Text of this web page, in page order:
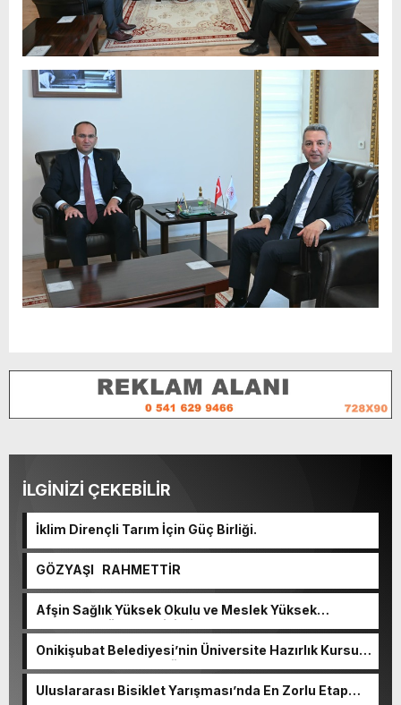
İLGİNİZİ ÇEKEBİLİR
İklim Dirençli Tarım İçin Güç Birliği.
GÖZYAŞI RAHMETTİR
Afşin Sağlık Yüksek Okulu ve Meslek Yüksek
Okulunda görev değişimi!
Onikişubat Belediyesi’nin Üniversite Hazırlık Kursu
başvurularında son gün 7 Ağustos.
Uluslararası Bisiklet Yarışması’nda En Zorlu Etap